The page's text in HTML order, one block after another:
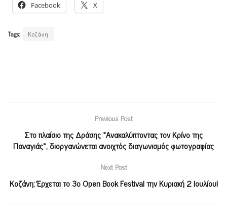
Facebook X
Tags: Κοζάνη
Previous Post
Στο πλαίσιο της Δράσης «Ανακαλύπτοντας τον Κρίνο της
Παναγιάς», διοργανώνεται ανοιχτός διαγωνισμός φωτογραφίας
Next Post
Κοζάνη: Έρχεται το 3ο Open Book Festival την Κυριακή 2 Ιουλίου!